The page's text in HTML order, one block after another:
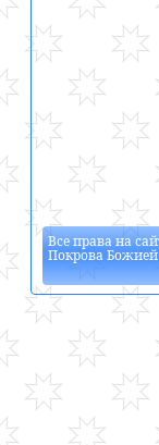
Все права на
Покрова